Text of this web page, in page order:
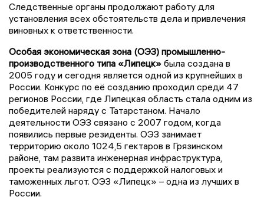
Следственные органы продолжают работу для
установления всех обстоятельств дела и привлечения
виновных к ответственности.
Особая экономическая зона (ОЭЗ) промышленно-
производственного типа «Липецк» была создана в
2005 году и сегодня является одной из крупнейших в
России. Конкурс по её созданию проходил среди 47
регионов России, где Липецкая область стала одним из
победителей наряду с Татарстаном. Начало
деятельности ОЭЗ связано с 2007 годом, когда
появились первые резиденты. ОЭЗ занимает
территорию около 1024,5 гектаров в Грязинском
районе, там развита инженерная инфраструктура,
проекты реализуются с поддержкой налоговых и
таможенных льгот. ОЭЗ «Липецк» – одна из лучших в
России.